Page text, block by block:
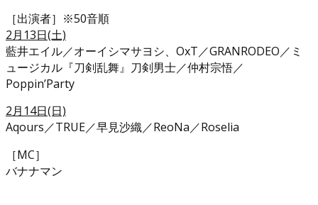
［出演者］※50音順
2月13日(土)
藍井エイル／オーイシマサヨシ、OxT／GRANRODEO／ミ
ュージカル『刀剣乱舞』刀剣男士／仲村宗悟／
Poppin’Party
2月14日(日)
Aqours／TRUE／早見沙織／ReoNa／Roselia
［MC］
バナナマン